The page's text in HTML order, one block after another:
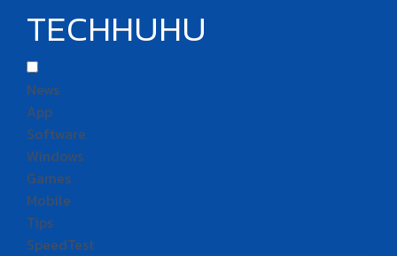
TECHHUHU
News
App
Software
Windows
Games
Mobile
Tips
SpeedTest